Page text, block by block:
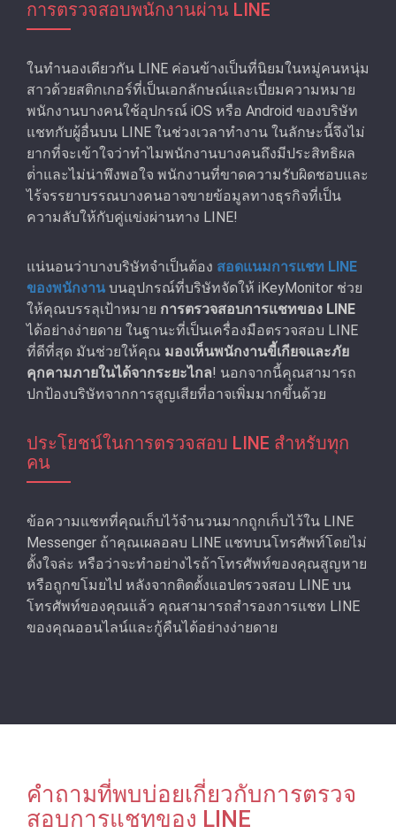
การตรวจสอบพนักงานผ่าน LINE
ในทํานองเดียวกัน LINE ค่อนข้างเป็นที่นิยมในหมู่คนหนุ่ม
สาวด้วยสติกเกอร์ที่เป็นเอกลักษณ์และเปี่ยมความหมาย
พนักงานบางคนใช้อุปกรณ์ iOS หรือ Android ของบริษัท
แชทกับผู้อื่นบน LINE ในช่วงเวลาทํางาน ในลักษะนี้จึงไม่
ยากที่จะเข้าใจว่าทําไมพนักงานบางคนถึงมีประสิทธิผล
ต่ําและไม่น่าพึงพอใจ พนักงานที่ขาดความรับผิดชอบและ
ไร้จรรยาบรรณบางคนอาจขายข้อมูลทางธุรกิจที่เป็น
ความลับให้กับคู่แข่งผ่านทาง LINE!
แน่นอนว่าบางบริษัทจำเป็นต้อง สอดแนมการแชท LINE
ของพนักงาน บนอุปกรณ์ที่บริษัทจัดให้ iKeyMonitor ช่วย
ให้คุณบรรลุเป้าหมาย การตรวจสอบการแชทของ LINE
ได้อย่างง่ายดาย ในฐานะที่เป็นเครื่องมือตรวจสอบ LINE
ที่ดีที่สุด มันช่วยให้คุณ มองเห็นพนักงานขี้เกียจและภัย
คุกคามภายในได้จากระยะไกล! นอกจากนี้คุณสามารถ
ปกป้องบริษัทจากการสูญเสียที่อาจเพิ่มมากขึ้นด้วย
ประโยชน์ในการตรวจสอบ LINE สําหรับทุก
คน
ข้อความแชทที่คุณเก็บไว้จํานวนมากถูกเก็บไว้ใน LINE
Messenger ถ้าคุณเผลอลบ LINE แชทบนโทรศัพท์โดยไม่
ตั้งใจล่ะ หรือว่าจะทําอย่างไรถ้าโทรศัพท์ของคุณสูญหาย
หรือถูกขโมยไป หลังจากติดตั้งแอปตรวจสอบ LINE บน
โทรศัพท์ของคุณแล้ว คุณสามารถสํารองการแชท LINE
ของคุณออนไลน์และกู้คืนได้อย่างง่ายดาย
คําถามที่พบบ่อยเกี่ยวกับการตรวจ
สอบการแชทของ LINE